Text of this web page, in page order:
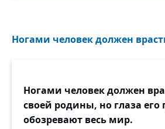
Ногами человек должен
Ногами человек должен
своей родины, но глаза его
обозревают весь мир.